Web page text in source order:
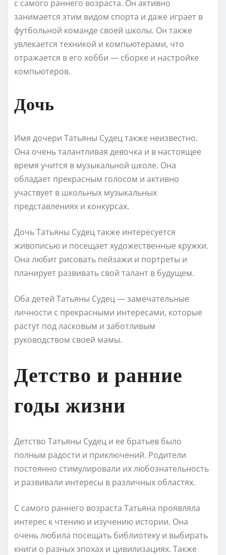
с самого раннего возраста. Он активно
занимается этим видом спорта и даже играет в
футбольной команде своей школы. Он также
увлекается техникой и компьютерами, что
отражается в его хобби — сборке и настройке
компьютеров.
Дочь
Имя дочери Татьяны Судец также неизвестно.
Она очень талантливая девочка и в настоящее
время учится в музыкальной школе. Она
обладает прекрасным голосом и активно
участвует в школьных музыкальных
представлениях и конкурсах.
Дочь Татьяны Судец также интересуется
живописью и посещает художественные кружки.
Она любит рисовать пейзажи и портреты и
планирует развивать свой талант в будущем.
Оба детей Татьяны Судец — замечательные
личности с прекрасными интересами, которые
растут под ласковым и заботливым
руководством своей мамы.
Детство и ранние
годы жизни
Детство Татьяны Судец и ее братьев было
полным радости и приключений. Родители
постоянно стимулировали их любознательность
и развивали интересы в различных областях.
С самого раннего возраста Татьяна проявляла
интерес к чтению и изучению истории. Она
очень любила посещать библиотеку и выбирать
книги о разных эпохах и цивилизациях. Также